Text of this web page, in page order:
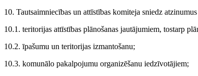
10. Tautsaimniecības un attīstības komiteja sniedz
10.1. teritorijas attīstības plānošanas jautājumiem, tostarp
10.2. īpašumu un teritorijas izmantošanu;
10.3. komunālo pakalpojumu organizēšanu iedzīvotājiem;